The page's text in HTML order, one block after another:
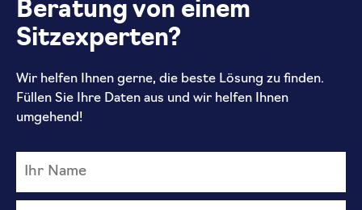
Beratung von einem
Sitzexperten?
Wir helfen Ihnen gerne, die beste Lösung zu finden.
Füllen Sie Ihre Daten aus und wir helfen Ihnen
umgehend!